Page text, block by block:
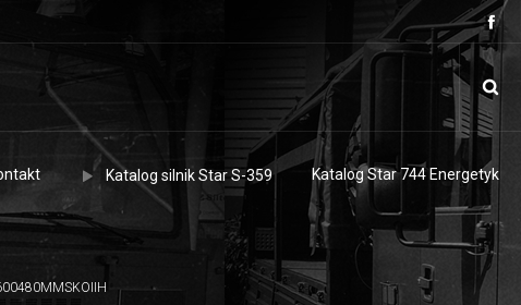
Katalog silnik Star S-359 Katalog Star 744 Energetyk